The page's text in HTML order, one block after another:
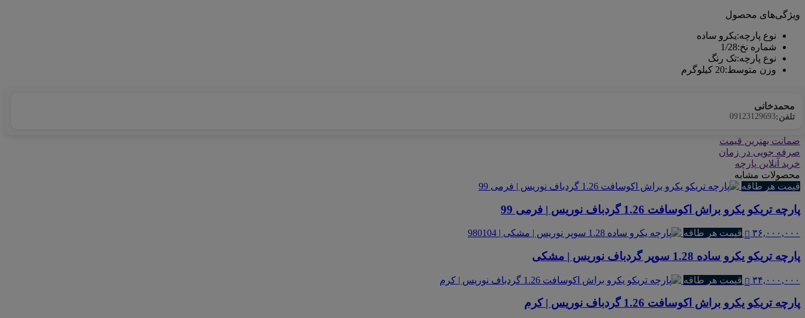
ویژگی‌های محصول
نوع پارچه:یکرو ساده
شماره نخ:
1/28
نوع پارچه:تک رنگ
وزن متوسط:20 کیلوگرم
محمدخانی
تلفن:09123129693
ضمانت بهترین قیمت
صرفه جویی در زمان
خرید آنلاین پارچه
محصولات مشابه
قیمت هر طاقه
پارچه تریکو یکرو براش اکوسافت 1.26 گردباف نوریس | فرمی 99
۳۶,۰۰۰,۰۰۰ قیمت هر طاقه
پارچه تریکو یکرو ساده 1.28 سوپر گردباف نوریس | مشکی
۳۴,۰۰۰,۰۰۰ قیمت هر طاقه
پارچه تریکو یکرو براش اکوسافت 1.26 گردباف نوریس | کرم